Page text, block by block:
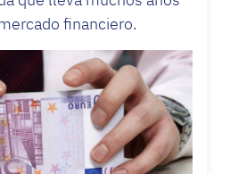
financiero.